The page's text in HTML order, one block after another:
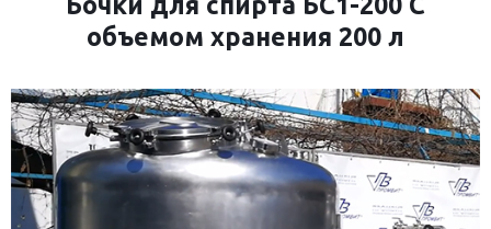
объемом хранения 200 л